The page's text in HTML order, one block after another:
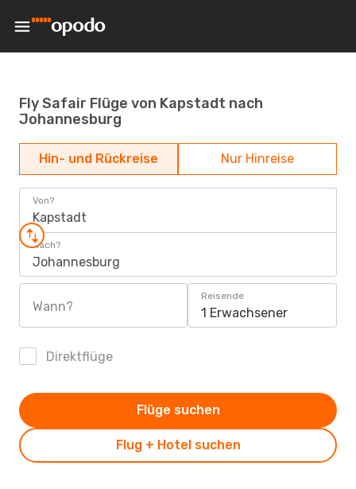
Fly Safair Flüge von Kapstadt nach
Johannesburg
Hin- und Rückreise Nur Hinreise
Von?
Kapstadt
Nach?
Johannesburg
Wann?
Reisende
1 Erwachsener
Direktflüge
Flug + Hotel suchen
Flüge suchen